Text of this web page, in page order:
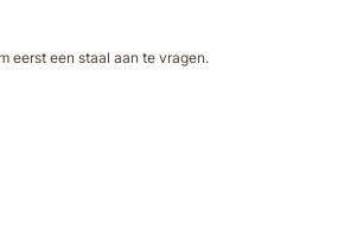
eerst een staal aan te vragen.